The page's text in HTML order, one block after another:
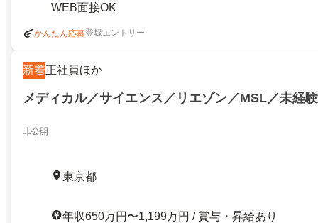
WEB面接OK
かんたん応募登録エントリー
新着正社員ほか
メディカル／サイエンス／リエゾン／MSL／未経
非公開
東京都
年収650万円〜1,199万円 / 賞与・昇給あり